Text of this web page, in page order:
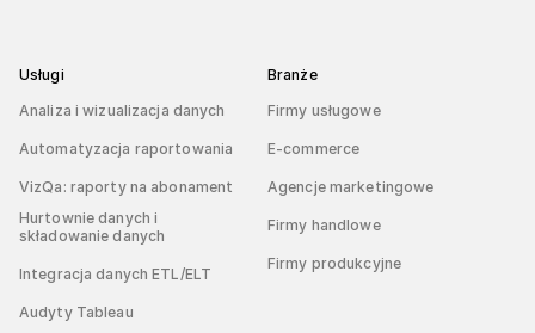
Usługi
Analiza i wizualizacja danych
Automatyzacja raportowania
VizQa: raporty na abonament
Hurtownie danych i
składowanie danych
Integracja danych ETL/ELT
Audyty Tableau
Branże
Firmy usługowe
E-commerce
Agencje marketingowe
Firmy handlowe
Firmy produkcyjne